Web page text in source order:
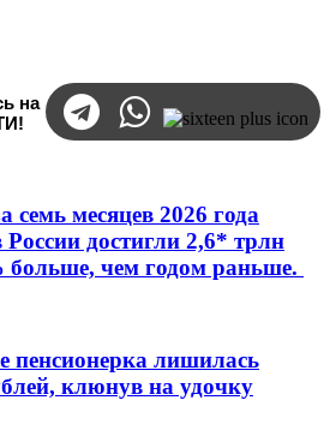
на
месяцев 2026 года
достигли 2,6* трлн
больше, чем годом раньше.
пенсионерка лишилась
клюнув на удочку